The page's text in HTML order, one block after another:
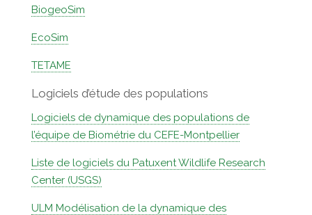
BiogeoSim
EcoSim
TETAME
Logiciels d’étude des populations
Logiciels de dynamique des populations de
l’équipe de Biométrie du CEFE-Montpellier
Liste de logiciels du Patuxent Wildlife Research
Center (USGS)
ULM Modélisation de la dynamique des